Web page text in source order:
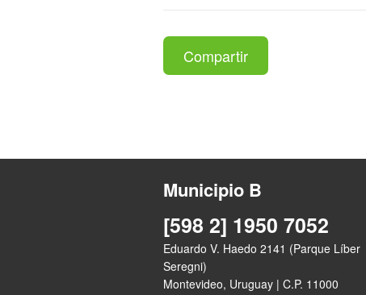
Compartir
Municipio B
[598 2] 1950 7052
Eduardo V. Haedo 2141 (Parque Líber
Seregni)
Montevideo, Uruguay | C.P. 11000